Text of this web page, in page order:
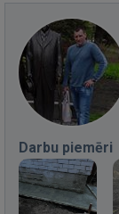
Darbu piemēri